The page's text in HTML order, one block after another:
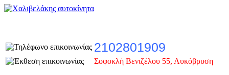
2102801909
Σοφοκλή Βενιζέλου 55, Λυκόβρυση